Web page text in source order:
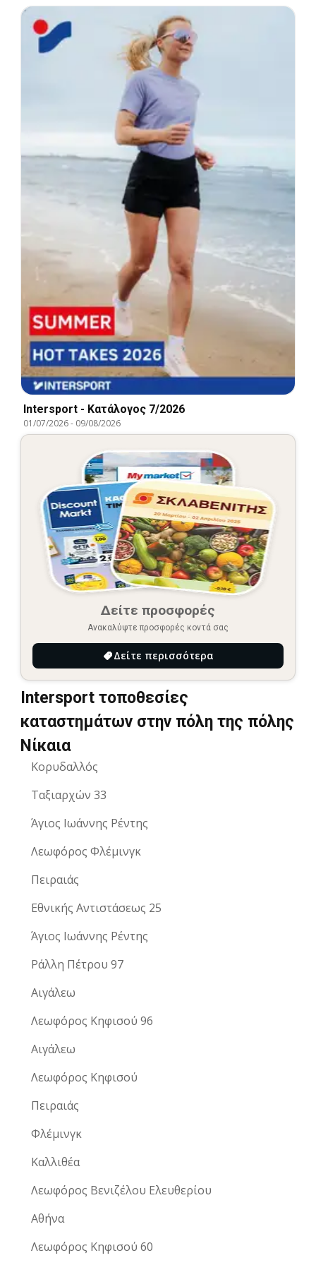
Intersport - Kατάλογος 7/2026
01/07/2026- 09/08/2026
Δείτε προσφορές
Ανακαλύψτε προσφορές κοντά σας
Δείτε περισσότερα
Intersport τοποθεσίες
καταστημάτων στην πόλη της πόλης
Νίκαια
Κορυδαλλός
Ταξιαρχών 33
Άγιος Ιωάννης Ρέντης
Λεωφόρος Φλέμινγκ
Πειραιάς
Εθνικής Αντιστάσεως 25
Άγιος Ιωάννης Ρέντης
Ράλλη Πέτρου 97
Αιγάλεω
Λεωφόρος Κηφισού 96
Αιγάλεω
Λεωφόρος Κηφισού
Πειραιάς
Φλέμινγκ
Καλλιθέα
Λεωφόρος Βενιζέλου Ελευθερίου
Αθήνα
Λεωφόρος Κηφισού 60